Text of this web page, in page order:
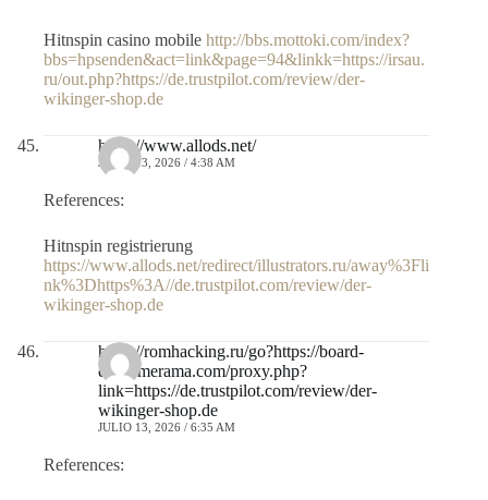
Hitnspin casino mobile http://bbs.mottoki.com/index?
bbs=hpsenden&act=link&page=94&linkk=https://irsau.
ru/out.php?https://de.trustpilot.com/review/der-
wikinger-shop.de
https://www.allods.net/
JULIO 13, 2026 / 4:38 AM
References:
Hitnspin registrierung
https://www.allods.net/redirect/illustrators.ru/away%3Fli
nk%3Dhttps%3A//de.trustpilot.com/review/der-
wikinger-shop.de
https://romhacking.ru/go?https://board-
en.farmerama.com/proxy.php?
link=https://de.trustpilot.com/review/der-
wikinger-shop.de
JULIO 13, 2026 / 6:35 AM
References: